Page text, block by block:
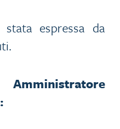
espressa da